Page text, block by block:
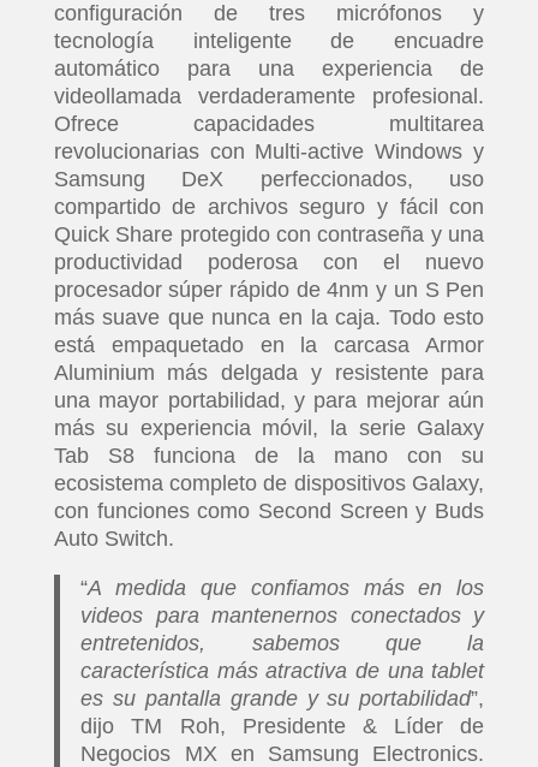
configuración de tres micrófonos y
tecnología inteligente de encuadre
automático para una experiencia de
videollamada verdaderamente profesional.
Ofrece capacidades multitarea
revolucionarias con Multi-active Windows y
Samsung DeX perfeccionados, uso
compartido de archivos seguro y fácil con
Quick Share protegido con contraseña y una
productividad poderosa con el nuevo
procesador súper rápido de 4nm y un S Pen
más suave que nunca en la caja. Todo esto
está empaquetado en la carcasa Armor
Aluminium más delgada y resistente para
una mayor portabilidad, y para mejorar aún
más su experiencia móvil, la serie Galaxy
Tab S8 funciona de la mano con su
ecosistema completo de dispositivos Galaxy,
con funciones como Second Screen y Buds
Auto Switch.
“A medida que confiamos más en los
videos para mantenernos conectados y
entretenidos, sabemos que la
característica más atractiva de una tablet
es su pantalla grande y su portabilidad”,
dijo TM Roh, Presidente & Líder de
Negocios MX en Samsung Electronics.